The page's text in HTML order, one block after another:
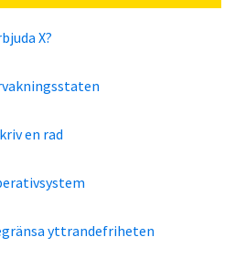
X?
en rad
yttrandefriheten